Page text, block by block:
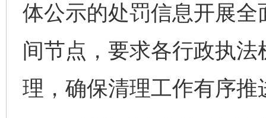
体公示的处罚信息开展
间节点，要求各行政执
理，确保清理工作有序推